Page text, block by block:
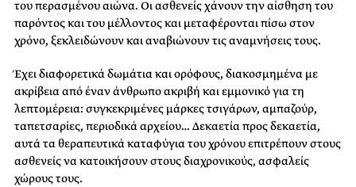
του περασμένου αιώνα. Οι ασθενείς χάνουν την αίσθηση του
παρόντος και του μέλλοντος και μεταφέρονται πίσω στον
χρόνο, ξεκλειδώνουν και αναβιώνουν τις αναμνήσεις τους.
Έχει διαφορετικά δωμάτια και ορόφους, διακοσμημένα με
ακρίβεια από έναν άνθρωπο ακριβή και εμμονικό για τη
λεπτομέρεια: συγκεκριμένες μάρκες τσιγάρων, αμπαζούρ,
ταπετσαρίες, περιοδικά αρχείου… Δεκαετία προς δεκαετία,
αυτά τα θεραπευτικά καταφύγια του χρόνου επιτρέπουν στους
ασθενείς να κατοικήσουν στους διαχρονικούς, ασφαλείς
χώρους τους.